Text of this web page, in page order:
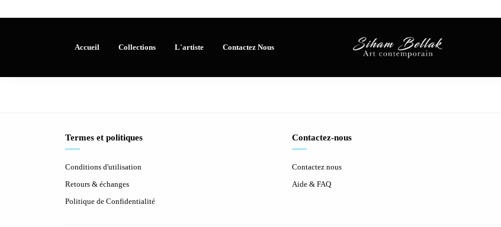
Accueil Collections L'artiste Contactez Nous
Termes et politiques
Conditions d'utilisation
Retours & échanges
Politique de Confidentialité
Contactez-nous
Contactez nous
Aide & FAQ